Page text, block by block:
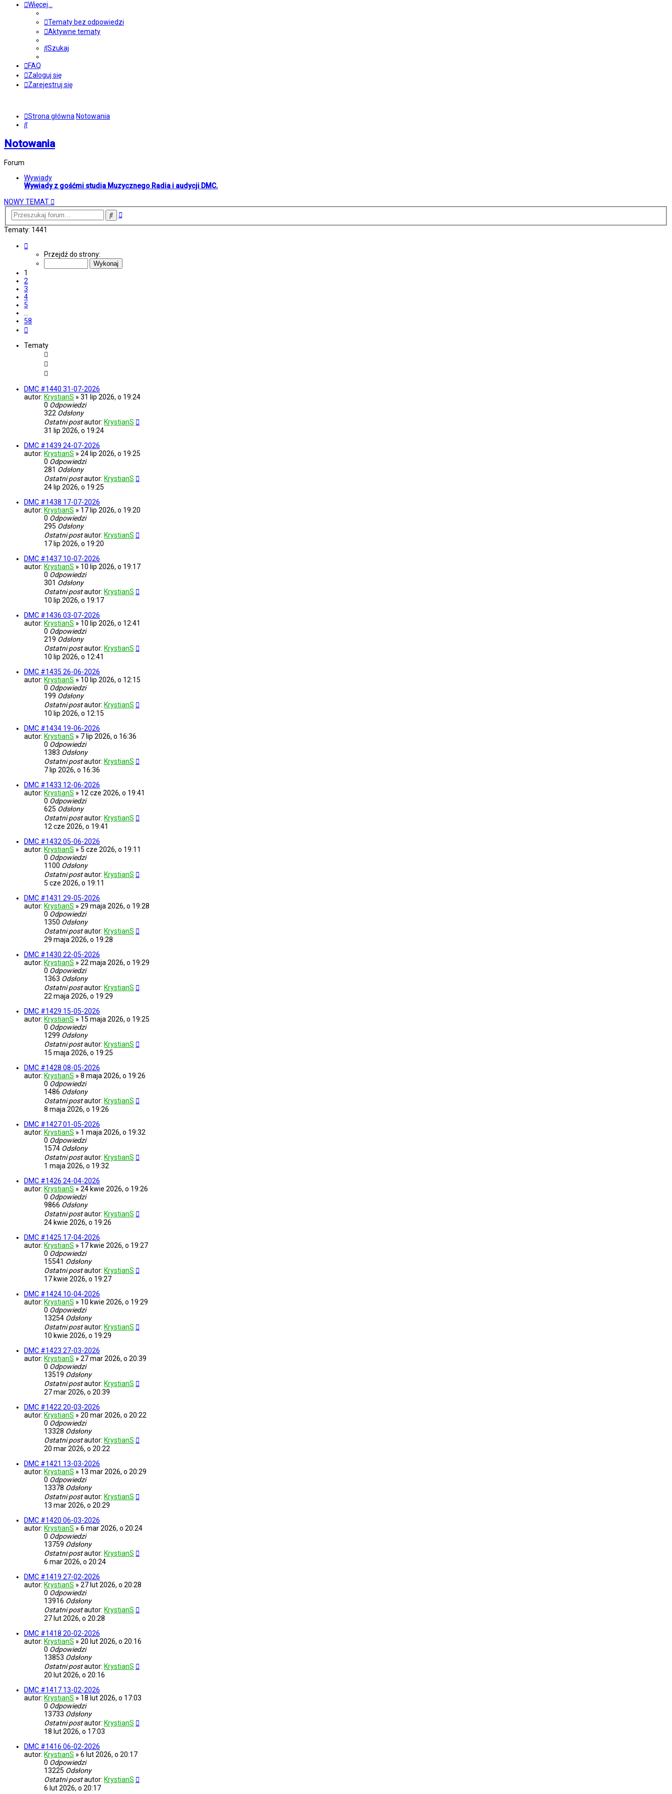
Więcej…
Tematy bez odpowiedzi
Aktywne tematy
Szukaj
FAQ
Zaloguj się
Zarejestruj się
Strona główna Notowania
Szukaj
Notowania
Forum
Wywiady
Wywiady z gośćmi studia Muzycznego Radia i audycji DMC.
NOWY TEMAT
SzukajWyszukiwanie
Tematy: 1441
Przejdź do strony:
1
2
3
4
5
…
58
Tematy
DMC #1440 31-07-2026
autor: KrystianS » 31 lip 2026, o 19:24
0 Odpowiedzi
322 Odsłony
Ostatni postautor: KrystianS
31 lip 2026, o 19:24
DMC #1439 24-07-2026
autor: KrystianS » 24 lip 2026, o 19:25
0 Odpowiedzi
281 Odsłony
Ostatni postautor: KrystianS
24 lip 2026, o 19:25
DMC #1438 17-07-2026
autor: KrystianS » 17 lip 2026, o 19:20
0 Odpowiedzi
295 Odsłony
Ostatni postautor: KrystianS
17 lip 2026, o 19:20
DMC #1437 10-07-2026
autor: KrystianS » 10 lip 2026, o 19:17
0 Odpowiedzi
301 Odsłony
Ostatni postautor: KrystianS
10 lip 2026, o 19:17
DMC #1436 03-07-2026
autor: KrystianS » 10 lip 2026, o 12:41
0 Odpowiedzi
219 Odsłony
Ostatni postautor: KrystianS
10 lip 2026, o 12:41
DMC #1435 26-06-2026
autor: KrystianS » 10 lip 2026, o 12:15
0 Odpowiedzi
199 Odsłony
Ostatni postautor: KrystianS
10 lip 2026, o 12:15
DMC #1434 19-06-2026
autor: KrystianS » 7 lip 2026, o 16:36
0 Odpowiedzi
1383 Odsłony
Ostatni postautor: KrystianS
7 lip 2026, o 16:36
DMC #1433 12-06-2026
autor: KrystianS » 12 cze 2026, o 19:41
0 Odpowiedzi
625 Odsłony
Ostatni postautor: KrystianS
12 cze 2026, o 19:41
DMC #1432 05-06-2026
autor: KrystianS » 5 cze 2026, o 19:11
0 Odpowiedzi
1100 Odsłony
Ostatni postautor: KrystianS
5 cze 2026, o 19:11
DMC #1431 29-05-2026
autor: KrystianS » 29 maja 2026, o 19:28
0 Odpowiedzi
1350 Odsłony
Ostatni postautor: KrystianS
29 maja 2026, o 19:28
DMC #1430 22-05-2026
autor: KrystianS » 22 maja 2026, o 19:29
0 Odpowiedzi
1363 Odsłony
Ostatni postautor: KrystianS
22 maja 2026, o 19:29
DMC #1429 15-05-2026
autor: KrystianS » 15 maja 2026, o 19:25
0 Odpowiedzi
1299 Odsłony
Ostatni postautor: KrystianS
15 maja 2026, o 19:25
DMC #1428 08-05-2026
autor: KrystianS » 8 maja 2026, o 19:26
0 Odpowiedzi
1486 Odsłony
Ostatni postautor: KrystianS
8 maja 2026, o 19:26
DMC #1427 01-05-2026
autor: KrystianS » 1 maja 2026, o 19:32
0 Odpowiedzi
1574 Odsłony
Ostatni postautor: KrystianS
1 maja 2026, o 19:32
DMC #1426 24-04-2026
autor: KrystianS » 24 kwie 2026, o 19:26
0 Odpowiedzi
9866 Odsłony
Ostatni postautor: KrystianS
24 kwie 2026, o 19:26
DMC #1425 17-04-2026
autor: KrystianS » 17 kwie 2026, o 19:27
0 Odpowiedzi
15541 Odsłony
Ostatni postautor: KrystianS
17 kwie 2026, o 19:27
DMC #1424 10-04-2026
autor: KrystianS » 10 kwie 2026, o 19:29
0 Odpowiedzi
13254 Odsłony
Ostatni postautor: KrystianS
10 kwie 2026, o 19:29
DMC #1423 27-03-2026
autor: KrystianS » 27 mar 2026, o 20:39
0 Odpowiedzi
13519 Odsłony
Ostatni postautor: KrystianS
27 mar 2026, o 20:39
DMC #1422 20-03-2026
autor: KrystianS » 20 mar 2026, o 20:22
0 Odpowiedzi
13328 Odsłony
Ostatni postautor: KrystianS
20 mar 2026, o 20:22
DMC #1421 13-03-2026
autor: KrystianS » 13 mar 2026, o 20:29
0 Odpowiedzi
13378 Odsłony
Ostatni postautor: KrystianS
13 mar 2026, o 20:29
DMC #1420 06-03-2026
autor: KrystianS » 6 mar 2026, o 20:24
0 Odpowiedzi
13759 Odsłony
Ostatni postautor: KrystianS
6 mar 2026, o 20:24
DMC #1419 27-02-2026
autor: KrystianS » 27 lut 2026, o 20:28
0 Odpowiedzi
13916 Odsłony
Ostatni postautor: KrystianS
27 lut 2026, o 20:28
DMC #1418 20-02-2026
autor: KrystianS » 20 lut 2026, o 20:16
0 Odpowiedzi
13853 Odsłony
Ostatni postautor: KrystianS
20 lut 2026, o 20:16
DMC #1417 13-02-2026
autor: KrystianS » 18 lut 2026, o 17:03
0 Odpowiedzi
13733 Odsłony
Ostatni postautor: KrystianS
18 lut 2026, o 17:03
DMC #1416 06-02-2026
autor: KrystianS » 6 lut 2026, o 20:17
0 Odpowiedzi
13225 Odsłony
Ostatni postautor: KrystianS
6 lut 2026, o 20:17